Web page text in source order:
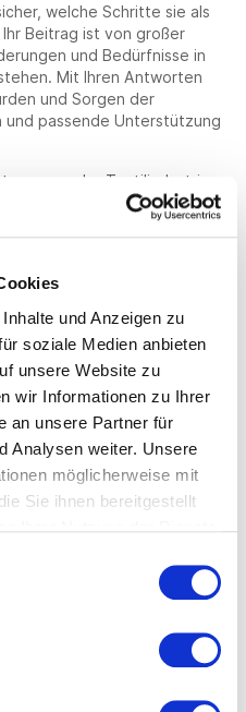
und Anzeigen zu
soziale Medien anbieten
unsere Website zu
wir Informationen zu Ihrer
an unsere Partner für
Analysen weiter. Unsere
möglicherweise mit
Sie ihnen bereitgestellt
welche Schritte sie als
Beitrag ist von großer
und Bedürfnisse in
Mit Ihren Antworten
und Sorgen der
passende Unterstützung
aus der Textilindustrie
der gesamten
Umfrage jederzeit zu
dass Sie die Umfrage in
fortsetzen müssen.)
behandelt, für die Analyse
Form ausgewertet.
die Ergebnisse der
haben dazu am Ende der
Kontaktdaten anzugeben.